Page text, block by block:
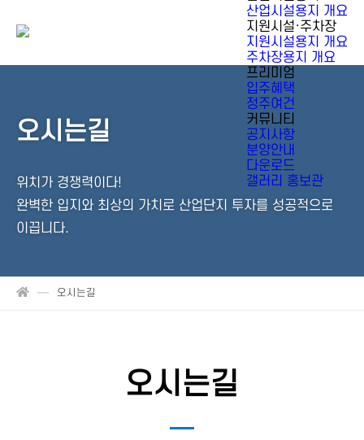
산업시설용지 개요
지원시설·주차장
지원시설용지 개요
주차장용지 개요
프리미엄
입주혜택
정주여건
커뮤니티
공지사항
분양안내
다운로드
갤러리 홍보관
오시는길
위치가 경쟁력이다!
완벽한 입지와 최상의 가치로 산업단지 투자를 성공적으로
이끕니다.
오시는길
오시는길